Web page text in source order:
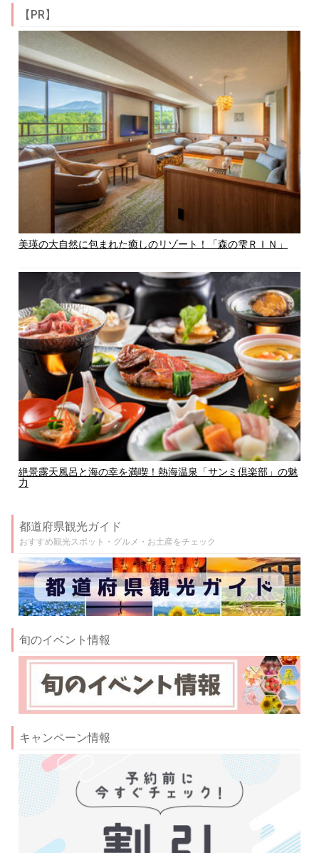
【PR】
美瑛の大自然に包まれた癒しのリゾート！「森の雫ＲＩＮ」
絶景露天風呂と海の幸を満喫！熱海温泉「サンミ倶楽部」の魅
力
都道府県観光ガイド
おすすめ観光スポット・グルメ・お土産をチェック
旬のイベント情報
キャンペーン情報